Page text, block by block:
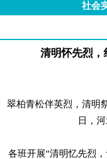
社会
清明怀先烈
翠柏青松伴英烈，清明
日，
各班开展“清明忆先烈